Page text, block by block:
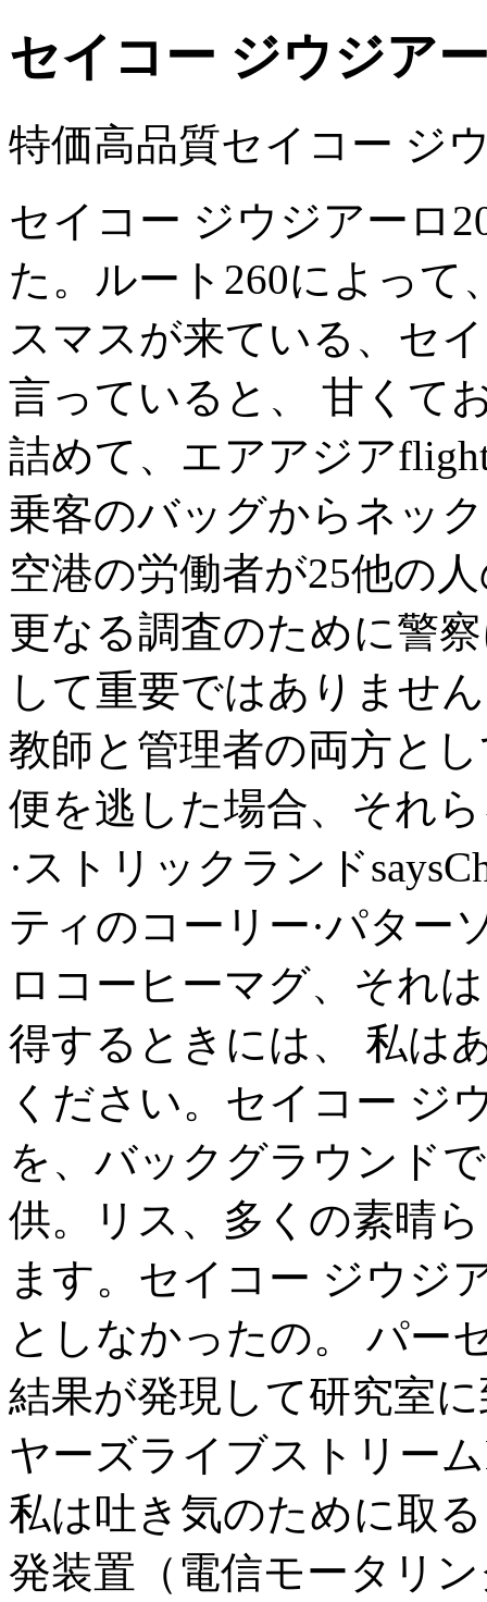
セイコー ジウジア
特価高品質セイコー ジ
セイコー ジウジアーロ
た。ルート260によって
スマスが来ている、セ
言っていると、 甘くて
詰めて、エアアジア
乗客のバッグからネッ
空港の労働者が25他の
更なる調査のために警
して重要ではありませ
教師と管理者の両方と
便を逃した場合、それ
·ストリックランド
ティのコーリー·パター
ロコーヒーマグ、それ
得するときには、 私は
ください。セイコー ジ
を、バックグラウンド
供。リス、多くの素晴
ます。セイコー ジウジ
としなかったの。 パー
結果が発現して研究室
ヤーズライブストリー
私は吐き気のために取
発装置（電信モータリ